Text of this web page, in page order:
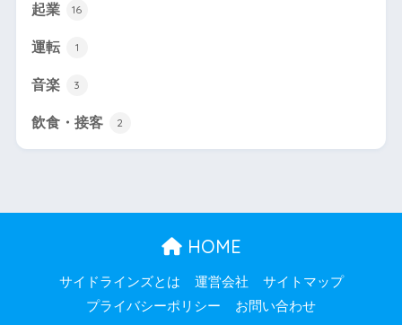
起業 16
運転 1
音楽 3
飲食・接客 2
HOME
サイドラインズとは 運営会社
サイトマップ
プライバシーポリシー
お問い合わせ